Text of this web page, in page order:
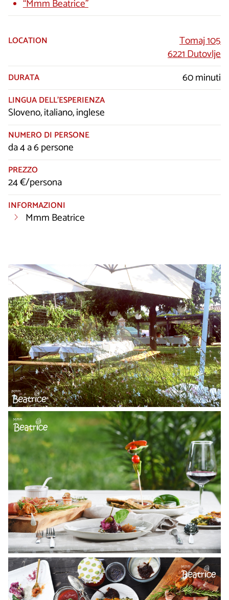
“Mmm Beatrice”
LOCATION
Tomaj 105
6221 Dutovlje
DURATA 60 minuti
LINGUA DELL’ESPERIENZA
Sloveno, italiano, inglese
NUMERO DI PERSONE
da 4 a 6 persone
PREZZO
24 €/persona
INFORMAZIONI
Mmm Beatrice